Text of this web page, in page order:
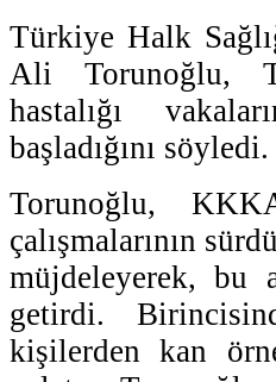
Türkiye Halk
Ali Torunoğlu,
hastalığı
başladığını söyledi.
Torunoğlu,
çalışmalarının
müjdeleyerek, bu
getirdi.
kişilerden kan